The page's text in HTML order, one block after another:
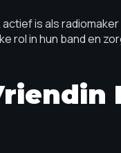
is als
rol in hun band en